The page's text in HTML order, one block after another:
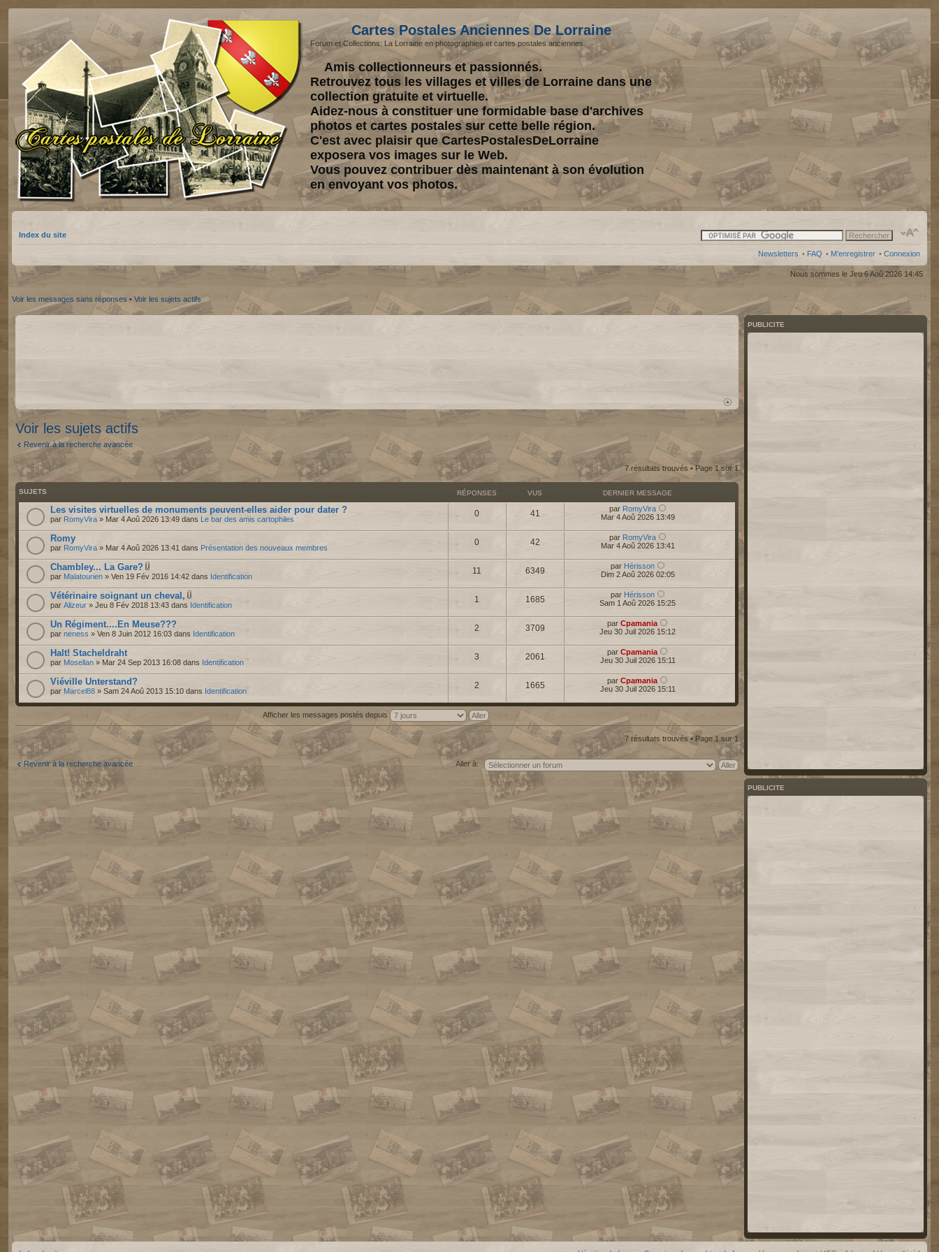
Cartes Postales Anciennes De Lorraine
Forum et Collections: La Lorraine en photographies et cartes postales anciennes.
Amis collectionneurs et passionnés.
Retrouvez tous les villages et villes de Lorraine dans une
collection gratuite et virtuelle.
Aidez-nous à constituer une formidable base d'archives
photos et cartes postales sur cette belle région.
C'est avec plaisir que CartesPostalesDeLorraine
exposera vos images sur le Web.
Vous pouvez contribuer dès maintenant à son évolution
en envoyant vos photos.
Index du site
Newsletters • FAQ • M’enregistrer • Connexion
Nous sommes le Jeu 6 Aoû 2026 14:45
Voir les messages sans réponses • Voir les sujets actifs
Voir les sujets actifs
Revenir à la recherche avancée
7 résultats trouvés • Page 1sur1
SUJETS RÉPONSES VUS DERNIER MESSAGE
Les visites virtuelles de monuments peuvent-elles aider pour dater ?
par RomyVira » Mar 4 Aoû 2026 13:49 dans Le bar des amis cartophiles
0 41 par RomyVira
Mar 4 Aoû 2026 13:49
Romy
par RomyVira » Mar 4 Aoû 2026 13:41 dans Présentation des nouveaux membres
0 42 par RomyVira
Mar 4 Aoû 2026 13:41
Chambley... La Gare?
par Malatourien » Ven 19 Fév 2016 14:42 dans Identification
11 6349 par Hérisson
Dim 2 Aoû 2026 02:05
Vétérinaire soignant un cheval,
par Alizeur » Jeu 8 Fév 2018 13:43 dans Identification
1 1685 par Hérisson
Sam 1 Aoû 2026 15:25
Un Régiment....En Meuse???
par neness » Ven 8 Juin 2012 16:03 dans Identification
2 3709 parCpamania
Jeu 30 Juil 2026 15:12
Halt! Stacheldraht
par Mosellan » Mar 24 Sep 2013 16:08 dans Identification
3 2061 parCpamania
Jeu 30 Juil 2026 15:11
Viéville Unterstand?
par Marcel88 » Sam 24 Aoû 2013 15:10 dans Identification
2 1665 parCpamania
Jeu 30 Juil 2026 15:11
Afficher les messages postés depuis
7 résultats trouvés • Page 1sur1
Revenir à la recherche avancée Aller à:
PUBLICITE
PUBLICITE